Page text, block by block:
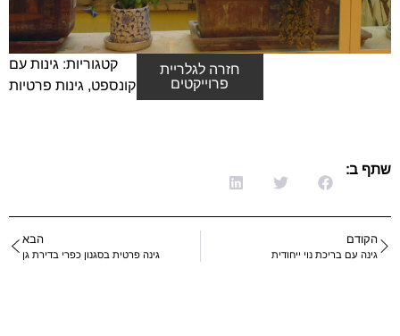
חזרה לגלריית
פרוייקטים
קטגוריות: גינות עם
קונספט, גינות פרטיות
שתף ב:
הקודם
גינה עם בריכת נוי ייחודית
הבא
גינה פרטית בסגנון כפרי בדירת גן